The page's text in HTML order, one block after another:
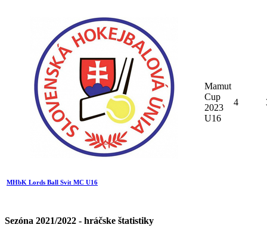
MHbK Lords Ball Svit MC U16
Mamut
Cup
2023
U16
4
Sezóna 2021/2022 - hráčske štatistiky